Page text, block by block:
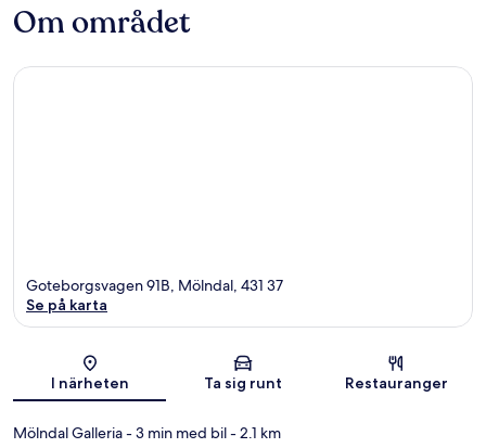
Om området
Karta
Goteborgsvagen 91B, Mölndal, 431 37
Se på karta
I närheten Ta sig runt Restauranger
Mölndal Galleria- 3 min med bil- 2.1 km